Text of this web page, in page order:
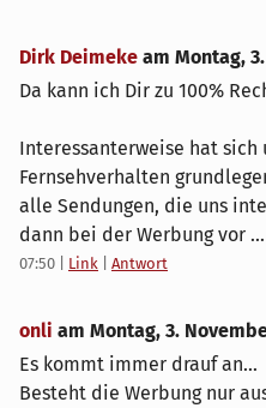
Dirk Deimeke am Montag,
Da kann ich Dir zu 100%
Interessanterweise hat sich
Fernsehverhalten
alle Sendungen, die uns
dann bei der Werbung vor
07:50 Link Antwort
onli am Montag, 3.
Es kommt immer drauf an...
Besteht die Werbung nur